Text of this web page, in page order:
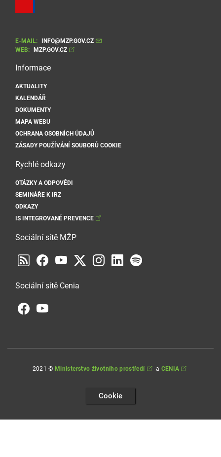
E-MAIL:
INFO@MZP.GOV.CZ
WEB:
MZP.GOV.CZ
Informace
AKTUALITY
KALENDÁŘ
DOKUMENTY
MAPA WEBU
OCHRANA OSOBNÍCH ÚDAJŮ
ZÁSADY POUŽÍVÁNÍ SOUBORŮ COOKIE
Rychlé odkazy
OTÁZKY A ODPOVĚDI
SEMINÁŘE K IRZ
ODKAZY
IS INTEGROVANÉ PREVENCE
Sociální sítě MŽP
Sociální sítě Cenia
2021 © Ministerstvo životního prostředí a CENIA
Cookie